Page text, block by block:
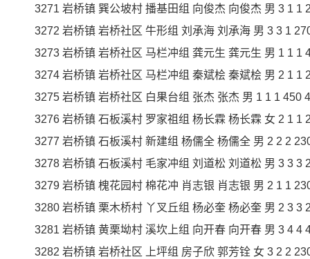
3271 岩桥镇 巽公坡村 播基田组 向俊杰 向俊杰 男 3 1 1
3272 岩桥镇 岩桥社区 牛形组 刘承海 刘承海 男 3 3 1
3273 岩桥镇 岩桥社区 马栏冲组 龚元生 龚元生 男 1 1 1
3274 岩桥镇 岩桥社区 马栏冲组 秦斌桧 秦斌桧 男 2 1 1
3275 岩桥镇 岩桥社区 白果台组 张杰 张杰 男 1 1 1 450
3276 岩桥镇 石板溪村 罗家祖组 杨长霖 杨长霖 女 2 1 1
3277 岩桥镇 石板溪村 新建组 杨儒全 杨儒全 男 2 2 2
3278 岩桥镇 石板溪村 毛家冲组 刘道松 刘道松 男 3 3 3
3279 岩桥镇 槐花园村 棉花冲 肖志银 肖志银 男 2 1 1
3280 岩桥镇 栗木桥村 丫叉丘组 杨必奎 杨必奎 男 2 3 3
3281 岩桥镇 黄栗坳村 溪坎上组 向开春 向开春 男 3 4 4
3282 岩桥镇 岩桥社区 上坪组 房子欣 郭芳铨 女 3 2 2